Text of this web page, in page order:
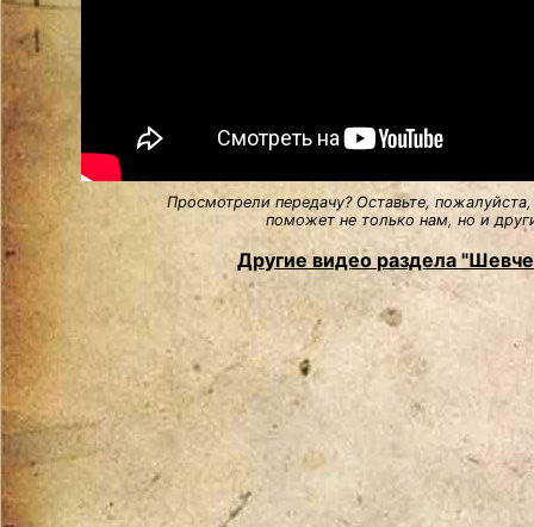
Просмотрели передачу? Оставьте,
поможет не только нам, но и
Другие видео раздела